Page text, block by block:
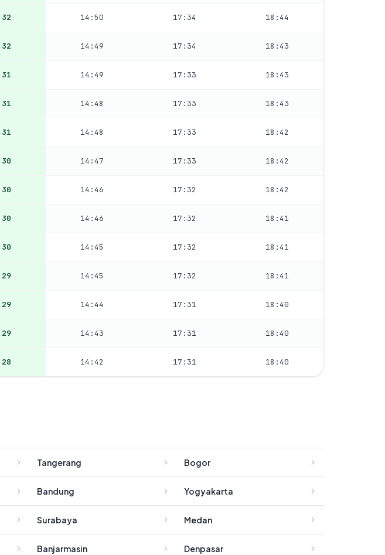
14:50 17:34 18:44
14:49 17:34 18:43
14:49 17:33 18:43
14:48 17:33 18:43
14:48 17:33 18:42
14:47 17:33 18:42
14:46 17:32 18:42
14:46 17:32 18:41
14:45 17:32 18:41
14:45 17:32 18:41
14:44 17:31 18:40
14:43 17:31 18:40
14:42 17:31 18:40
Tangerang Bogor
Bandung Yogyakarta
Surabaya Medan
Banjarmasin Denpasar